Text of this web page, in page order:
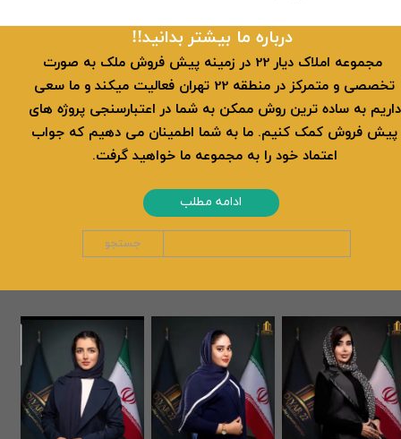
​​درباره ما بیشتر بدانید!!
​ مجموعه املاک دیار 22 در زمینه پیش فروش ملک به صورت
تخصصی و متمرکز در منطقه 22 تهران فعالیت میکند و ما سعی
داریم به ساده ترین روش ممکن به شما در اعتبارسنجی پروژه های
پیش فروش کمک کنیم. ما به شما اطمینان می دهیم که جواب
اعتماد خود را به مجموعه ما خواهید گرفت.
ادامه مطلب
جستجو